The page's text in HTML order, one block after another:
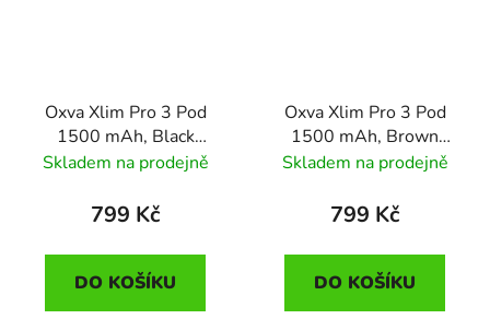
Oxva Xlim Pro 3 Pod
1500 mAh, Black
Leather
Skladem na prodejně
799 Kč
DO KOŠÍKU
Oxva Xlim Pro 3 Pod
1500 mAh, Brown
Leather
Skladem na prodejně
799 Kč
DO KOŠÍKU